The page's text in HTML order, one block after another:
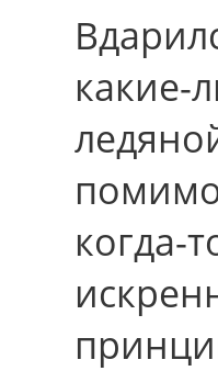
какие-
когда-